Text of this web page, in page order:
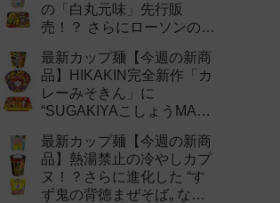
の「白丸元味」先行販
売！？ さらにローソンの激
新作まとめ！
最新カップ麺【今週の新商
品】HIKAKIN完全新作「カ
レーみそきん」に
“SUGAKIYAこしょうMAX„
最新カップ麺【今週の新商
品】熱湯禁止の冷やしカプ
ヌ！？さらに進化した “す
ず鬼の背徳まぜそば„ など